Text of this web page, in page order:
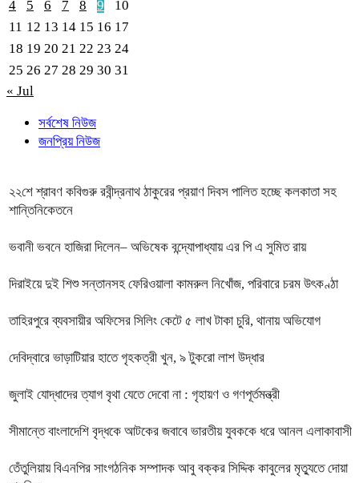
4
5 6 7 8 9
10
11 12 13 14 15 16 17
18 19 20 21 22 23 24
25 26 27 28 29 30 31
« Jul
সর্বশেষ নিউজ
জনপ্রিয় নিউজ
২২শে শ্রাবণ কবিগুরু রবীন্দ্রনাথ ঠাকুরের প্রয়াণ দিবস পালিত হচ্ছে কলকাতা সহ
শান্তিনিকেতনে
ভবানী ভবনে হাজিরা দিলেন– অভিষেক বন্দ্যোপাধ্যায় এর পি এ সুমিত রায়
দিরাইয়ে দুই শিশু সন্তানসহ ফেরিওয়ালা কামরুল নিখোঁজ, পরিবারে চরম উৎকণ্ঠা
তাহিরপুরে ব্যবসায়ীর অফিসের সিলিং কেটে ৫ লাখ টাকা চুরি, থানায় অভিযোগ
দেবিদ্বারে ভাড়াটিয়ার হাতে গৃহকত্রী খুন, ৯ টুকরো লাশ উদ্ধার
জুলাই যোদ্ধাদের ত্যাগ বৃথা যেতে দেবো না : গৃহায়ণ ও গণপূর্তমন্ত্রী
সীমান্তে বাংলাদেশি বৃদ্ধকে আটকের জবাবে ভারতীয় যুবককে ধরে আনল এলাকাবাসী
তেঁতুলিয়ায় বিএনপির সাংগঠনিক সম্পাদক আবু বক্কর সিদ্দিক কাবুলের মৃত্যুতে দোয়া